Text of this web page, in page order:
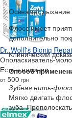
Освежает дыхание
Флосс имеет
дополнительно
Клинический
Способ
Зубная нить-
Мягко двигать
зуба.
Dr. Wolff's Bioniq
Ополаскиватель-
Есть в наличии
от 500 грн